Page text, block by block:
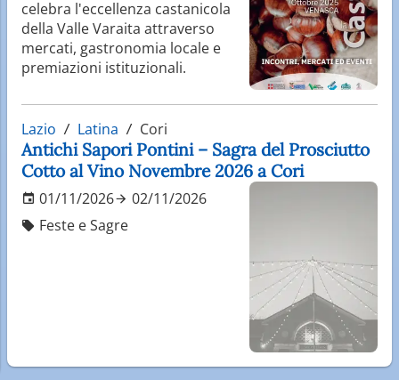
celebra l'eccellenza castanicola
della Valle Varaita attraverso
mercati, gastronomia locale e
premiazioni istituzionali.
Lazio Latina Cori
Antichi Sapori Pontini – Sagra del Prosciutto
Cotto al Vino Novembre 2026 a Cori
01/11/2026
02/11/2026
Feste e Sagre